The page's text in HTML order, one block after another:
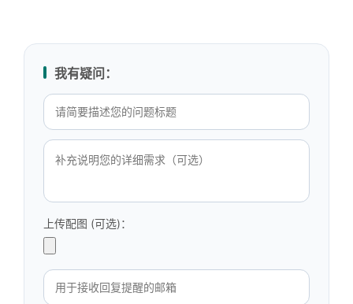
我有疑问：
上传配图 (可选)：